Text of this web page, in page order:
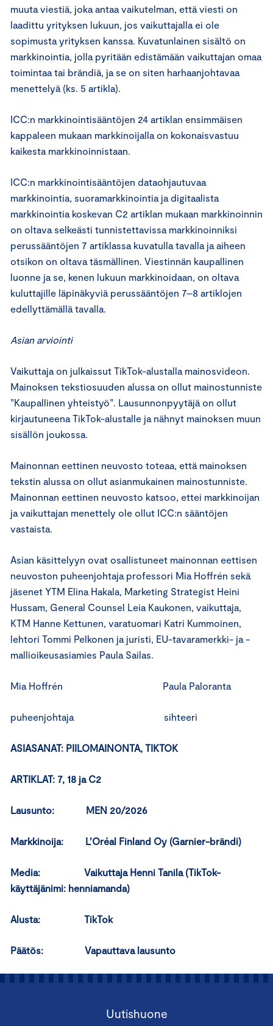
muuta viestiä, joka antaa vaikutelman, että viesti on
laadittu yrityksen lukuun, jos vaikuttajalla ei ole
sopimusta yrityksen kanssa. Kuvatunlainen sisältö on
markkinointia, jolla pyritään edistämään vaikuttajan omaa
toimintaa tai brändiä, ja se on siten harhaanjohtavaa
menettelyä (ks. 5 artikla).
ICC:n markkinointisääntöjen 24 artiklan ensimmäisen
kappaleen mukaan markkinoijalla on kokonaisvastuu
kaikesta markkinoinnistaan.
ICC:n markkinointisääntöjen dataohjautuvaa
markkinointia, suoramarkkinointia ja digitaalista
markkinointia koskevan C2 artiklan mukaan markkinoinnin
on oltava selkeästi tunnistettavissa markkinoinniksi
perussääntöjen 7 artiklassa kuvatulla tavalla ja aiheen
otsikon on oltava täsmällinen. Viestinnän kaupallinen
luonne ja se, kenen lukuun markkinoidaan, on oltava
kuluttajille läpinäkyviä perussääntöjen 7–8 artiklojen
edellyttämällä tavalla.
Asian arviointi
Vaikuttaja on julkaissut TikTok-alustalla mainosvideon.
Mainoksen tekstiosuuden alussa on ollut mainostunniste
”Kaupallinen yhteistyö”. Lausunnonpyytäjä on ollut
kirjautuneena TikTok-alustalle ja nähnyt mainoksen muun
sisällön joukossa.
Mainonnan eettinen neuvosto toteaa, että mainoksen
tekstin alussa on ollut asianmukainen mainostunniste.
Mainonnan eettinen neuvosto katsoo, ettei markkinoijan
ja vaikuttajan menettely ole ollut ICC:n sääntöjen
vastaista.
Asian käsittelyyn ovat osallistuneet mainonnan eettisen
neuvoston puheenjohtaja professori Mia Hoffrén sekä
jäsenet YTM Elina Hakala, Marketing Strategist Heini
Hussam, General Counsel Leia Kaukonen, vaikuttaja,
KTM Hanne Kettunen, varatuomari Katri Kummoinen,
lehtori Tommi Pelkonen ja juristi, EU-tavaramerkki- ja -
mallioikeusasiamies Paula Sailas.
Mia Hoffrén Paula Paloranta
puheenjohtaja sihteeri
ASIASANAT: PIILOMAINONTA, TIKTOK
ARTIKLAT: 7, 18 ja C2
Lausunto: MEN 20/2026
Markkinoija: L’Oréal Finland Oy (Garnier-brändi)
Media: Vaikuttaja Henni Tanila (TikTok-
käyttäjänimi: henniamanda)
Alusta: TikTok
Päätös: Vapauttava lausunto
Uutishuone